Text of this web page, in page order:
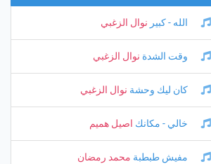
الله - كبير نوال الزغبي
وقت الشدة نوال الزغبي
كان ليك وحشة نوال الزغبي
خالي - مكانك اصيل هميم
مفيش طبطبة محمد رمضان